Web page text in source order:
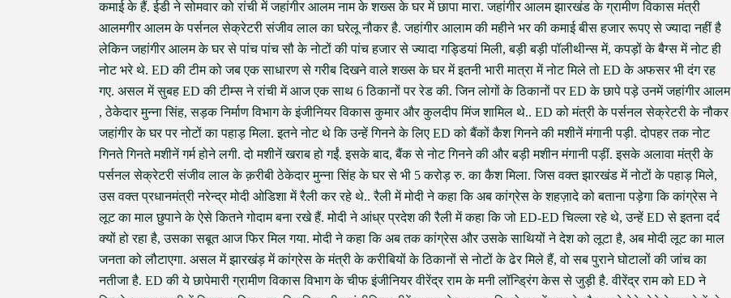
कमाई के हैं. ईडी ने सोमवार को रांची में जहांगीर आलम नाम के शख्स के घर में छापा मारा. जहांगीर आलम झारखंड के ग्रामीण विकास मंत्री
आलमगीर आलम के पर्सनल सेक्रेटरी संजीव लाल का घरेलू नौकर है. जहांगीर आलाम की महीने भर की कमाई बीस हजार रूपए से ज्यादा नहीं है
लेकिन जहांगीर आलम के घर से पांच पांच सौ के नोटों की पांच हजार से ज्यादा गड्डियां मिली, बड़ी बड़ी पॉलीथीन्स में, कपड़ों के बैग्स में नोट ही
नोट भरे थे. ED की टीम को जब एक साधारण से गरीब दिखने वाले शख्स के घर में इतनी भारी मात्रा में नोट मिले तो ED के अफसर भी दंग रह
गए. असल में सुबह ED की टीम्स ने रांची में आज एक साथ 6 ठिकानों पर रेड की. जिन लोगों के ठिकानों पर ED के छापे पड़े उनमें जहांगीर आलम
, ठेकेदार मुन्ना सिंह, सड़क निर्माण विभाग के इंजीनियर विकास कुमार और कुलदीप मिंज शामिल थे.. ED को मंत्री के पर्सनल सेक्रेटरी के नौकर
जहांगीर के घर पर नोटों का पहाड़ मिला. इतने नोट थे कि उन्हें गिनने के लिए ED को बैंकों कैश गिनने की मशीनें मंगानी पड़ी. दोपहर तक नोट
गिनते गिनते मशीनें गर्म होने लगी. दो मशीनें खराब हो गईं. इसके बाद, बैंक से नोट गिनने की और बड़ी मशीन मंगानी पड़ीं. इसके अलावा मंत्री के
पर्सनल सेक्रेटरी संजीव लाल के क़रीबी ठेकेदार मुन्ना सिंह के घर से भी 5 करोड़ रु. का कैश मिला. जिस वक्त झारखंड में नोटों के पहाड़ मिले,
उस वक्त प्रधानमंत्री नरेन्द्र मोदी ओडिशा में रैली कर रहे थे.. रैली में मोदी ने कहा कि अब कांग्रेस के शहज़ादे को बताना पड़ेगा कि कांग्रेस ने
लूट का माल छुपाने के ऐसे कितने गोदाम बना रखे हैं. मोदी ने आंध्र प्रदेश की रैली में कहा कि जो ED-ED चिल्ला रहे थे, उन्हें ED से इतना दर्द
क्यों हो रहा है, उसका सबूत आज फिर मिल गया. मोदी ने कहा कि अब तक कांग्रेस और उसके साथियों ने देश को लूटा है, अब मोदी लूट का माल
जनता को लौटाएगा. असल में झारखंड़ में कांग्रेस के मंत्री के करीबियों के ठिकानों से नोटों के ढेर मिले हैं, वो सब पुराने घोटालों की जांच का
नतीजा है. ED की ये छापेमारी ग्रामीण विकास विभाग के चीफ इंजीनियर वीरेंद्र राम के मनी लॉन्ड्रिंग केस से जुड़ी है. वीरेंद्र राम को ED ने